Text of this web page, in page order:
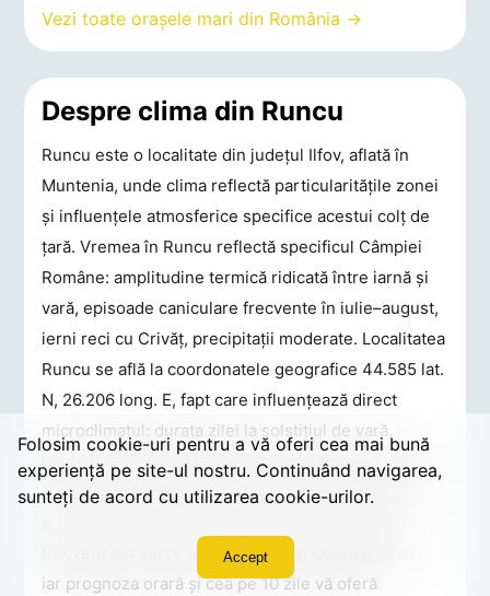
Vezi toate orașele mari din România →
Despre clima din Runcu
Runcu este o localitate din județul Ilfov, aflată în
Muntenia, unde clima reflectă particularitățile zonei
și influențele atmosferice specifice acestui colț de
țară. Vremea în Runcu reflectă specificul Câmpiei
Române: amplitudine termică ridicată între iarnă și
vară, episoade caniculare frecvente în iulie–august,
ierni reci cu Crivăț, precipitații moderate. Localitatea
Runcu se află la coordonatele geografice 44.585 lat.
N, 26.206 long. E, fapt care influențează direct
microclimatul: durata zilei la solstițiul de vară,
unghiul de incidență al razelor solare și expunerea
la curenții atmosferici dominanți. Datele afișate pe
frecvent din surse oficiale (ANM și OpenWeather),
iar prognoza orară și cea pe 10 zile vă oferă
Folosim cookie-uri pentru a vă oferi cea mai bună
experiență pe site-ul nostru. Continuând navigarea,
sunteți de acord cu utilizarea cookie-urilor.
Accept